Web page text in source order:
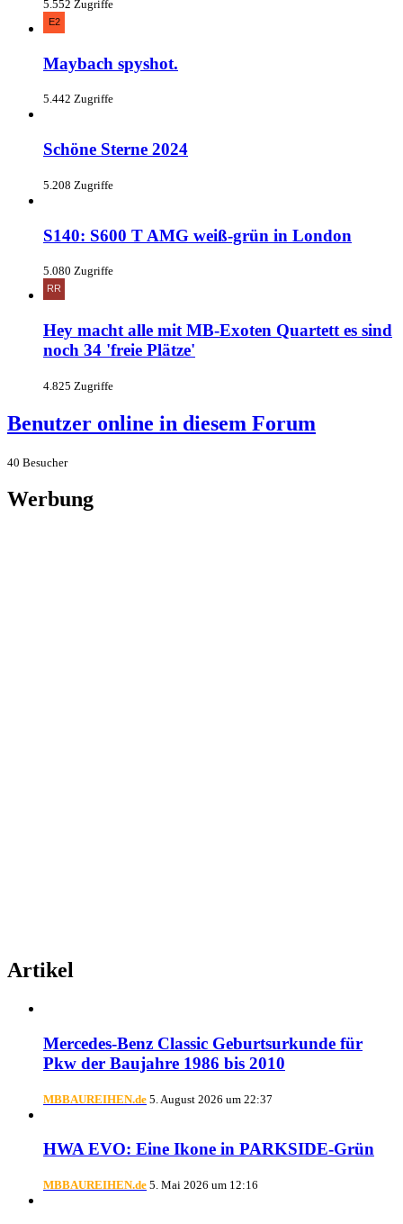
5.552 Zugriffe
Maybach spyshot.
5.442 Zugriffe
Schöne Sterne 2024
5.208 Zugriffe
S140: S600 T AMG weiß-grün in London
5.080 Zugriffe
Hey macht alle mit MB-Exoten Quartett es sind
noch 34 'freie Plätze'
4.825 Zugriffe
Benutzer online in diesem Forum
40 Besucher
Werbung
Artikel
Mercedes-Benz Classic Geburtsurkunde für
Pkw der Baujahre 1986 bis 2010
MBBAUREIHEN.de 5. August 2026 um 22:37
HWA EVO: Eine Ikone in PARKSIDE-Grün
MBBAUREIHEN.de 5. Mai 2026 um 12:16